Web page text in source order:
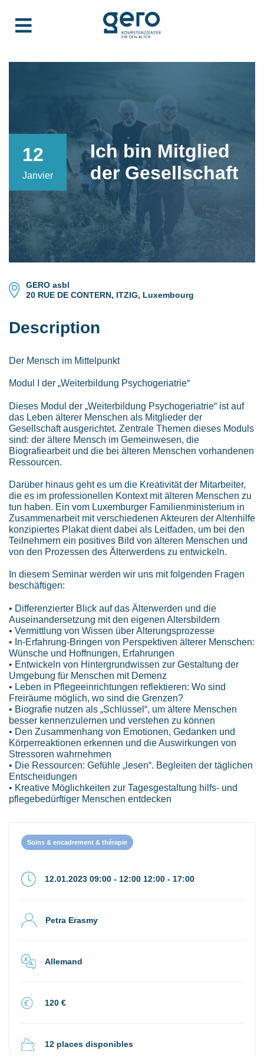
12
Janvier
Ich bin Mitglied
der Gesellschaft
GERO asbl
20 RUE DE CONTERN, ITZIG, Luxembourg
Description
Der Mensch im Mittelpunkt
Modul I der „Weiterbildung Psychogeriatrie“
Dieses Modul der „Weiterbildung Psychogeriatrie“ ist auf
das Leben älterer Menschen als Mitglieder der
Gesellschaft ausgerichtet. Zentrale Themen dieses Moduls
sind: der ältere Mensch im Gemeinwesen, die
Biografiearbeit und die bei älteren Menschen vorhandenen
Ressourcen.
Darüber hinaus geht es um die Kreativität der Mitarbeiter,
die es im professionellen Kontext mit älteren Menschen zu
tun haben. Ein vom Luxemburger Familienministerium in
Zusammenarbeit mit verschiedenen Akteuren der Altenhilfe
konzipiertes Plakat dient dabei als Leitfaden, um bei den
Teilnehmern ein positives Bild von älteren Menschen und
von den Prozessen des Älterwerdens zu entwickeln.
In diesem Seminar werden wir uns mit folgenden Fragen
beschäftigen:
• Differenzierter Blick auf das Älterwerden und die
Auseinandersetzung mit den eigenen Altersbildern
• Vermittlung von Wissen über Alterungsprozesse
• In-Erfahrung-Bringen von Perspektiven älterer Menschen:
Wünsche und Hoffnungen, Erfahrungen
• Entwickeln von Hintergrundwissen zur Gestaltung der
Umgebung für Menschen mit Demenz
• Leben in Pflegeeinrichtungen reflektieren: Wo sind
Freiräume möglich, wo sind die Grenzen?
• Biografie nutzen als „Schlüssel“, um ältere Menschen
besser kennenzulernen und verstehen zu können
• Den Zusammenhang von Emotionen, Gedanken und
Körperreaktionen erkennen und die Auswirkungen von
Stressoren wahrnehmen
• Die Ressourcen: Gefühle „lesen“. Begleiten der täglichen
Entscheidungen
• Kreative Möglichkeiten zur Tagesgestaltung hilfs- und
pflegebedürftiger Menschen entdecken
Soins & encadrement & thérapie
12.01.2023 09:00 - 12:00 12:00 - 17:00
Petra Erasmy
Allemand
120 €
12 places disponibles